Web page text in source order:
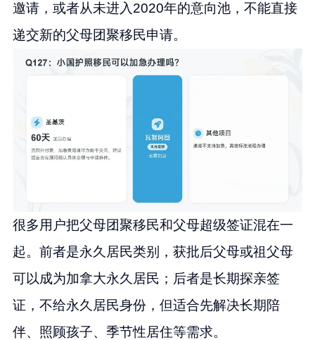
邀请，或者从未进入2020年的意向池，不能直接
递交新的父母团聚移民申请。
很多用户把父母团聚移民和父母超级签证混在一
起。前者是永久居民类别，获批后父母或祖父母
可以成为加拿大永久居民；后者是长期探亲签
证，不给永久居民身份，但适合先解决长期陪
伴、照顾孩子、季节性居住等需求。